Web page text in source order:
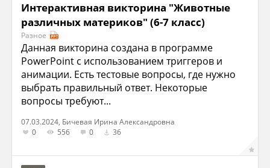
Интерактивная викторина "Животные
различных материков" (6-7 класс)
Разное
Данная викторина создана в программе
PowerPoint с использованием триггеров и
анимации. Есть тестовые вопросы, где нужно
выбрать правильный ответ. Некоторые
вопросы требуют...
07.03.2024, Бичевая Ирина Александровна
0
556 0 36